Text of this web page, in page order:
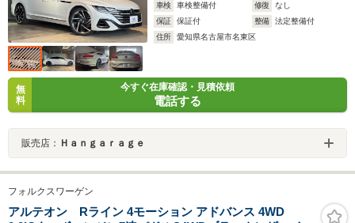
車検
車検整備付 修復
なし
保証
保証付 整備
法定整備付
住所
愛知県名古屋市名東区
無
料
今すぐ在庫確認・見積依頼
電話する
販売店： Ｈａｎｇａｒａｇｅ
フォルクスワーゲン
アルテオン Rライン 4モーション アドバンス 4WD